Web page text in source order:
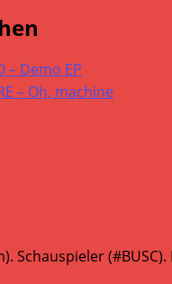
– Demo EP
– Oh, machine
Schauspieler